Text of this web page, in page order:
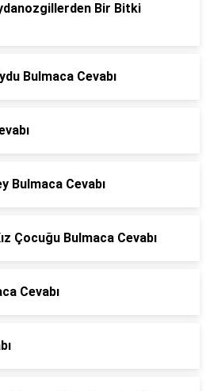
Bir Bitki
Bulmaca Cevabı
Bulmaca Cevabı
Çocuğu Bulmaca Cevabı
Cevabı